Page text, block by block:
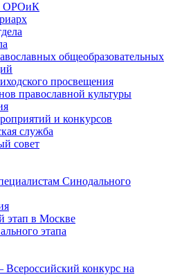
ОРОиК
общеобразовательных
просвещения
православной культуры
и конкурсов
служба
совет
Синодального
этап в Москве
этапа
конкурс на